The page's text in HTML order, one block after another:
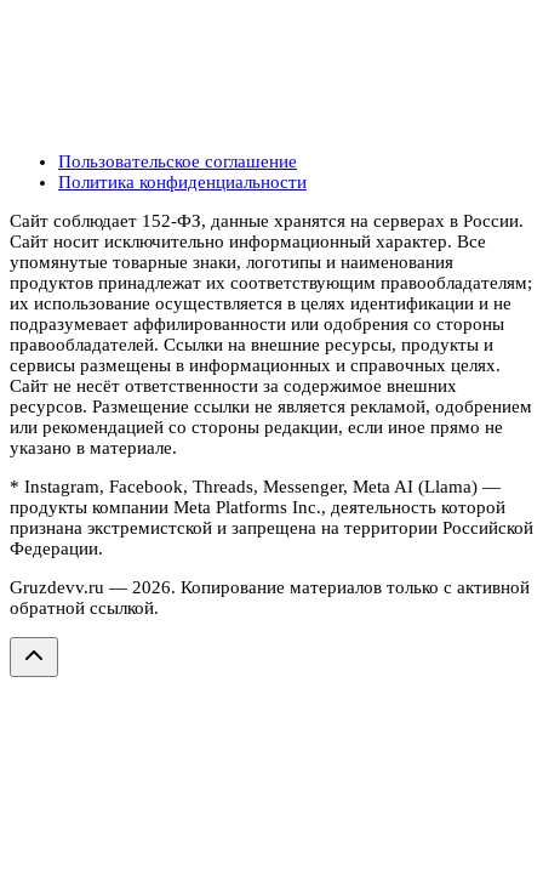
Пользовательское соглашение
Политика конфиденциальности
Сайт соблюдает 152-ФЗ, данные хранятся на серверах в России.
Сайт носит исключительно информационный характер. Все
упомянутые товарные знаки, логотипы и наименования
продуктов принадлежат их соответствующим правообладателям;
их использование осуществляется в целях идентификации и не
подразумевает аффилированности или одобрения со стороны
правообладателей. Ссылки на внешние ресурсы, продукты и
сервисы размещены в информационных и справочных целях.
Сайт не несёт ответственности за содержимое внешних
ресурсов. Размещение ссылки не является рекламой, одобрением
или рекомендацией со стороны редакции, если иное прямо не
указано в материале.
* Instagram, Facebook, Threads, Messenger, Meta AI (Llama) —
продукты компании Meta Platforms Inc., деятельность которой
признана экстремистской и запрещена на территории Российской
Федерации.
Gruzdevv.ru — 2026. Копирование материалов только с активной
обратной ссылкой.